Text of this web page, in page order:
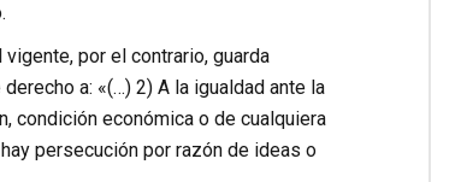
por el contrario, guarda
a: «(…) 2) A la igualdad ante la
condición económica o de cualquiera
persecución por razón de ideas o